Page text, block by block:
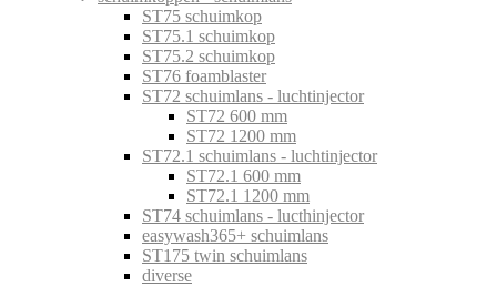
ST75 schuimkop
ST75.1 schuimkop
ST75.2 schuimkop
ST76 foamblaster
ST72 schuimlans - luchtinjector
ST72 600 mm
ST72 1200 mm
ST72.1 schuimlans - luchtinjector
ST72.1 600 mm
ST72.1 1200 mm
ST74 schuimlans - lucthinjector
easywash365+ schuimlans
ST175 twin schuimlans
diverse